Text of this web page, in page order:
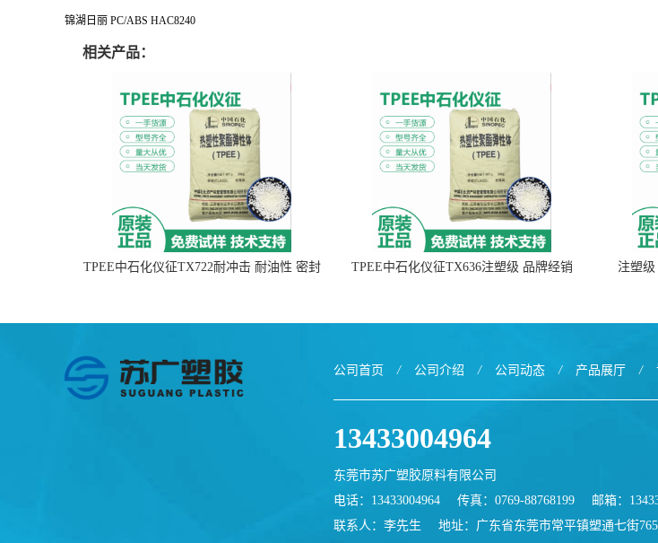
锦湖日丽 PC/ABS HAC8240
相关产品：
TPEE中石化仪征TX722耐冲击 耐油性 密封
TPEE中石化仪征TX636注塑级 品牌经销 注塑
公司首页 / 公司介绍 / 公司动态 / 产品展厅 /
13433004964
东莞市苏广塑胶原料有限公司
电话：13433004964
传真：0769-88768199 邮箱：
联系人：李先生
地址：广东省东莞市常平镇塑通七街